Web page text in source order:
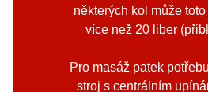
některých kol může
více než 20 liber
Pro masáž patek
stroj s centrálním